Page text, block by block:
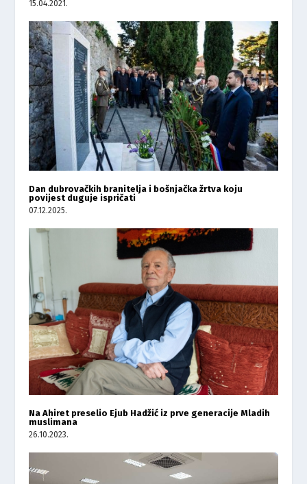
15.04.2021.
Dan dubrovačkih branitelja i bošnjačka žrtva koju
povijest duguje ispričati
07.12.2025.
Na Ahiret preselio Ejub Hadžić iz prve generacije Mladih
muslimana
26.10.2023.